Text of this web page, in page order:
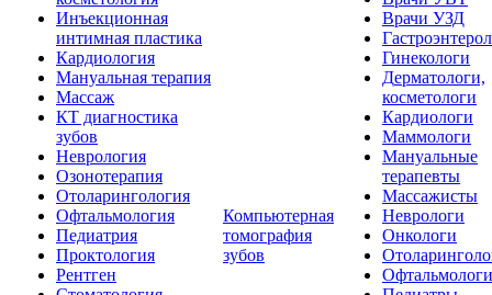
Инъекционная
интимная пластика
Кардиология
Мануальная терапия
Массаж
КТ диагностика
зубов
Неврология
Озонотерапия
Отоларингология
Офтальмология
Педиатрия
Проктология
Рентген
Компьютерная
томография
зубов
Врачи УЗД
Гинекологи
Дерматологи,
косметологи
Кардиологи
Маммологи
Мануальные
терапевты
Массажисты
Неврологи
Онкологи
Офтальмологи